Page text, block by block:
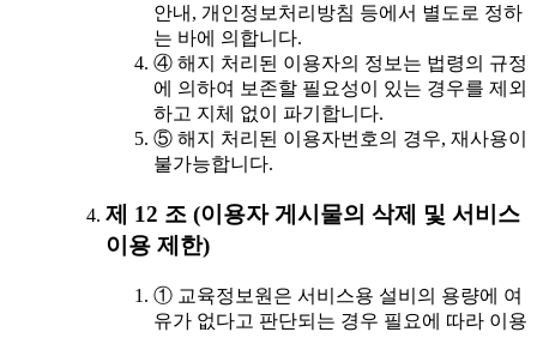
안내, 개인정보처리방침 등에서 별도로 정하
는 바에 의합니다.
④ 해지 처리된 이용자의 정보는 법령의 규정
에 의하여 보존할 필요성이 있는 경우를 제외
하고 지체 없이 파기합니다.
⑤ 해지 처리된 이용자번호의 경우, 재사용이
불가능합니다.
제 12 조 (이용자 게시물의 삭제 및 서비스
이용 제한)
① 교육정보원은 서비스용 설비의 용량에 여
유가 없다고 판단되는 경우 필요에 따라 이용